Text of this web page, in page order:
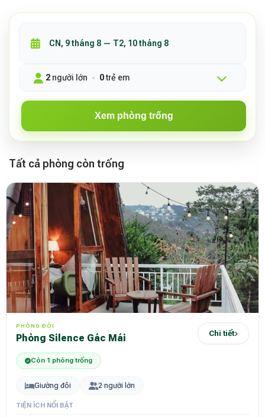
2 người lớn 0trẻ em
Xem phòng trống
Tất cả phòng còn trống
PHÒNG ĐÔI
Phòng Silence Gác Mái Chi tiết
Còn 1 phòng trống
Giường đôi 2 người lớn
TIỆN ÍCH NỔI BẬT